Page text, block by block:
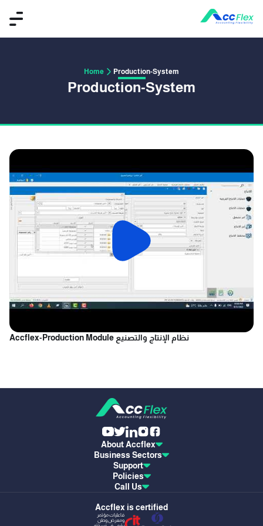
Home Production-System
Production-System
Accflex-Production Module نظام الإنتاج والتصنيع
We use cookies to ensure you get the best
experience on our website.Learn more
About Accflex
Business Sectors
Support
Policies
Call Us
Accflex is certified
فاعليات مؤتمر
ومعرض وطن